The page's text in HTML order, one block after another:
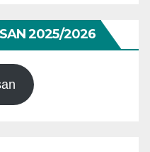
2025/2026